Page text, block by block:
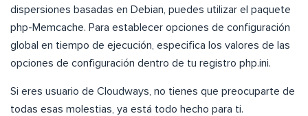
dispersiones basadas en Debian, puedes utilizar el paquete
php-Memcache. Para establecer opciones de configuración
global en tiempo de ejecución, especifica los valores de las
opciones de configuración dentro de tu registro php.ini.
Si eres usuario de Cloudways, no tienes que preocuparte de
todas esas molestias, ya está todo hecho para ti.